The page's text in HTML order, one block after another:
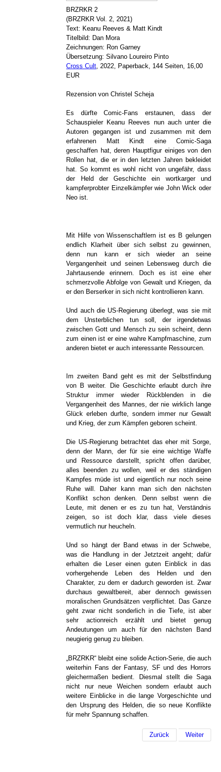
BRZRKR 2
(BRZRKR Vol. 2, 2021)
Text: Keanu Reeves & Matt Kindt
Titelbild: Dan Mora
Zeichnungen: Ron Garney
Übersetzung: Silvano Loureiro Pinto
Cross Cult , 2022, Paperback, 144 Seiten, 16,00
EUR
Rezension von Christel Scheja
Es dürfte Comic-Fans erstaunen, dass der
Schauspieler Keanu Reeves nun auch unter die
Autoren gegangen ist und zusammen mit dem
erfahrenen Matt Kindt eine Comic-Saga
geschaffen hat, deren Hauptfigur einiges von den
Rollen hat, die er in den letzten Jahren bekleidet
hat. So kommt es wohl nicht von ungefähr, dass
der Held der Geschichte ein wortkarger und
kampferprobter Einzelkämpfer wie John Wick oder
Neo ist.
Mit Hilfe von Wissenschaftlern ist es B gelungen
endlich Klarheit über sich selbst zu gewinnen,
denn nun kann er sich wieder an seine
Vergangenheit und seinen Lebensweg durch die
Jahrtausende erinnern. Doch es ist eine eher
schmerzvolle Abfolge von Gewalt und Kriegen, da
er den Berserker in sich nicht kontrollieren kann.
Und auch die US-Regierung überlegt, was sie mit
dem Unsterblichen tun soll, der irgendetwas
zwischen Gott und Mensch zu sein scheint, denn
zum einen ist er eine wahre Kampfmaschine, zum
anderen bietet er auch interessante Ressourcen.
Im zweiten Band geht es mit der Selbstfindung
von B weiter. Die Geschichte erlaubt durch ihre
Struktur immer wieder Rückblenden in die
Vergangenheit des Mannes, der nie wirklich lange
Glück erleben durfte, sondern immer nur Gewalt
und Krieg, der zum Kämpfen geboren scheint.
Die US-Regierung betrachtet das eher mit Sorge,
denn der Mann, der für sie eine wichtige Waffe
und Ressource darstellt, spricht offen darüber,
alles beenden zu wollen, weil er des ständigen
Kampfes müde ist und eigentlich nur noch seine
Ruhe will. Daher kann man sich den nächsten
Konflikt schon denken. Denn selbst wenn die
Leute, mit denen er es zu tun hat, Verständnis
zeigen, so ist doch klar, dass viele dieses
vermutlich nur heucheln.
Und so hängt der Band etwas in der Schwebe,
was die Handlung in der Jetztzeit angeht; dafür
erhalten die Leser einen guten Einblick in das
vorhergehende Leben des Helden und den
Charakter, zu dem er dadurch geworden ist. Zwar
durchaus gewaltbereit, aber dennoch gewissen
moralischen Grundsätzen verpflichtet. Das Ganze
geht zwar nicht sonderlich in die Tiefe, ist aber
sehr actionreich erzählt und bietet genug
Andeutungen um auch für den nächsten Band
neugierig genug zu bleiben.
„BRZRKR“ bleibt eine solide Action-Serie, die auch
weiterhin Fans der Fantasy, SF und des Horrors
gleichermaßen bedient. Diesmal stellt die Saga
nicht nur neue Weichen sondern erlaubt auch
weitere Einblicke in die lange Vorgeschichte und
den Ursprung des Helden, die so neue Konflikte
für mehr Spannung schaffen.
Zurück Weiter